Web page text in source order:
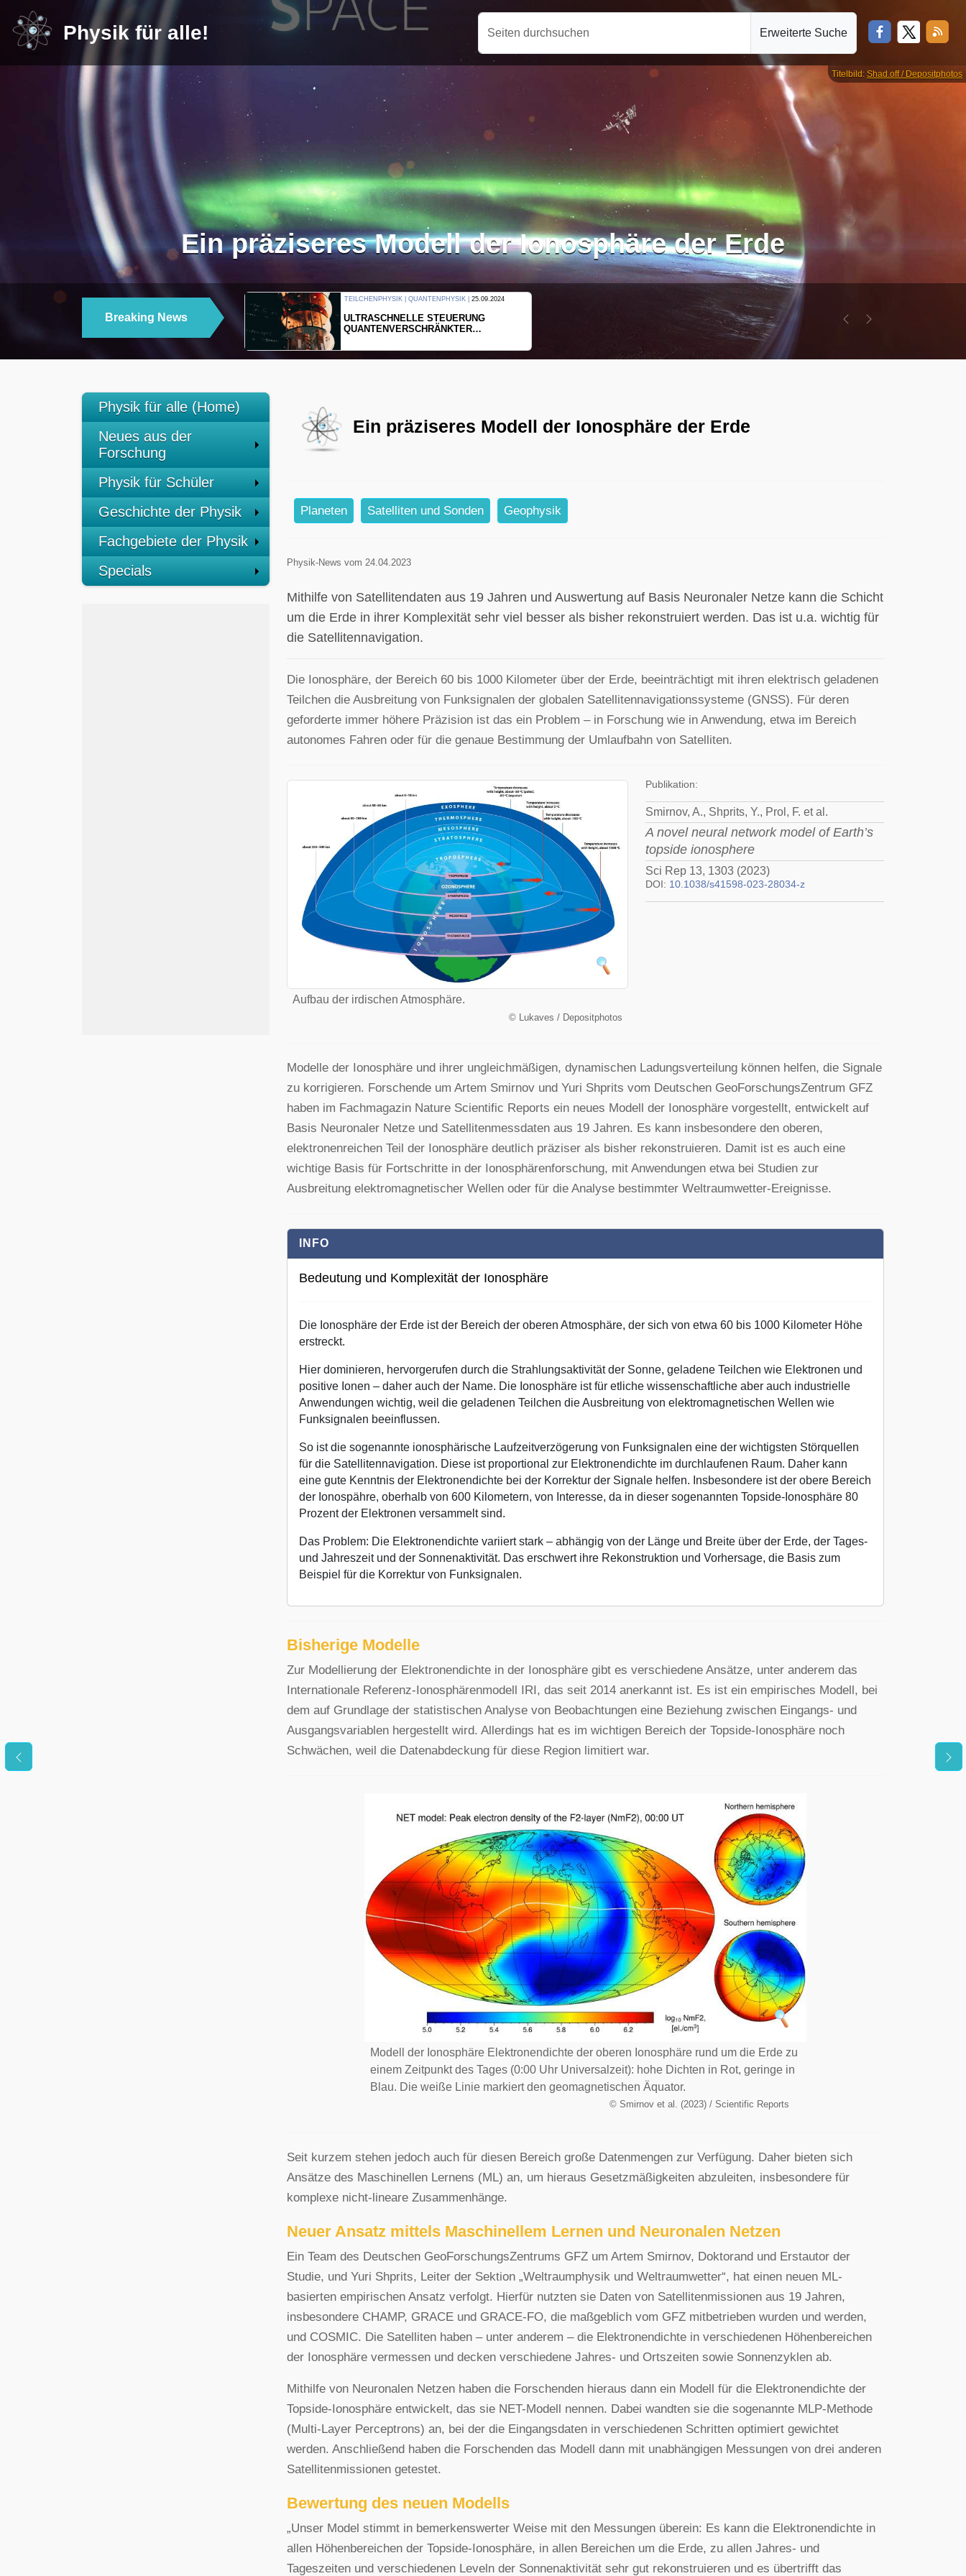
Physik für alle! Seiten durchsuchen Erweiterte Suche
Titelbild: Shad.off / Depositphotos
Ein präziseres Modell der Ionosphäre der Erde
Breaking News
THERMODYNAMIK | WELLENLEHRE |23.09.2024
FORSCHER ERZEUGEN
EINDIMENSIONALES GAS AUS LICHT
Previous
Next
Physik für alle (Home)
Neues aus der
Forschung
Physik für Schüler
Geschichte der Physik
Fachgebiete der Physik
Specials
Ein präziseres Modell der Ionosphäre der Erde
Planeten Satelliten und Sonden Geophysik
Physik-News vom 24.04.2023
Mithilfe von Satellitendaten aus 19 Jahren und Auswertung auf Basis Neuronaler Netze kann die Schicht
um die Erde in ihrer Komplexität sehr viel besser als bisher rekonstruiert werden. Das ist u.a. wichtig für
die Satellitennavigation.
Die Ionosphäre, der Bereich 60 bis 1000 Kilometer über der Erde, beeinträchtigt mit ihren elektrisch geladenen
Teilchen die Ausbreitung von Funksignalen der globalen Satellitennavigationssysteme (GNSS). Für deren
geforderte immer höhere Präzision ist das ein Problem – in Forschung wie in Anwendung, etwa im Bereich
autonomes Fahren oder für die genaue Bestimmung der Umlaufbahn von Satelliten.
Aufbau der irdischen Atmosphäre.
©Lukaves / Depositphotos
Publikation:
Smirnov, A., Shprits, Y., Prol, F. et al.
A novel neural network model of Earth’s
topside ionosphere
Sci Rep 13, 1303 (2023)
DOI: 10.1038/s41598-023-28034-z
Modelle der Ionosphäre und ihrer ungleichmäßigen, dynamischen Ladungsverteilung können helfen, die Signale
zu korrigieren. Forschende um Artem Smirnov und Yuri Shprits vom Deutschen GeoForschungsZentrum GFZ
haben im Fachmagazin Nature Scientific Reports ein neues Modell der Ionosphäre vorgestellt, entwickelt auf
Basis Neuronaler Netze und Satellitenmessdaten aus 19 Jahren. Es kann insbesondere den oberen,
elektronenreichen Teil der Ionosphäre deutlich präziser als bisher rekonstruieren. Damit ist es auch eine
wichtige Basis für Fortschritte in der Ionosphärenforschung, mit Anwendungen etwa bei Studien zur
Ausbreitung elektromagnetischer Wellen oder für die Analyse bestimmter Weltraumwetter-Ereignisse.
INFO
Bedeutung und Komplexität der Ionosphäre
Die Ionosphäre der Erde ist der Bereich der oberen Atmosphäre, der sich von etwa 60 bis 1000 Kilometer Höhe
erstreckt.
Hier dominieren, hervorgerufen durch die Strahlungsaktivität der Sonne, geladene Teilchen wie Elektronen und
positive Ionen – daher auch der Name. Die Ionosphäre ist für etliche wissenschaftliche aber auch industrielle
Anwendungen wichtig, weil die geladenen Teilchen die Ausbreitung von elektromagnetischen Wellen wie
Funksignalen beeinflussen.
So ist die sogenannte ionosphärische Laufzeitverzögerung von Funksignalen eine der wichtigsten Störquellen
für die Satellitennavigation. Diese ist proportional zur Elektronendichte im durchlaufenen Raum. Daher kann
eine gute Kenntnis der Elektronendichte bei der Korrektur der Signale helfen. Insbesondere ist der obere Bereich
der Ionospähre, oberhalb von 600 Kilometern, von Interesse, da in dieser sogenannten Topside-Ionosphäre 80
Prozent der Elektronen versammelt sind.
Das Problem: Die Elektronendichte variiert stark – abhängig von der Länge und Breite über der Erde, der Tages-
und Jahreszeit und der Sonnenaktivität. Das erschwert ihre Rekonstruktion und Vorhersage, die Basis zum
Beispiel für die Korrektur von Funksignalen.
Bisherige Modelle
Zur Modellierung der Elektronendichte in der Ionosphäre gibt es verschiedene Ansätze, unter anderem das
Internationale Referenz-Ionosphärenmodell IRI, das seit 2014 anerkannt ist. Es ist ein empirisches Modell, bei
dem auf Grundlage der statistischen Analyse von Beobachtungen eine Beziehung zwischen Eingangs- und
Ausgangsvariablen hergestellt wird. Allerdings hat es im wichtigen Bereich der Topside-Ionosphäre noch
Schwächen, weil die Datenabdeckung für diese Region limitiert war.
Modell der Ionosphäre Elektronendichte der oberen Ionosphäre rund um die Erde zu
einem Zeitpunkt des Tages (0:00 Uhr Universalzeit): hohe Dichten in Rot, geringe in
Blau. Die weiße Linie markiert den geomagnetischen Äquator.
© Smirnov et al. (2023) / Scientific Reports
Seit kurzem stehen jedoch auch für diesen Bereich große Datenmengen zur Verfügung. Daher bieten sich
Ansätze des Maschinellen Lernens (ML) an, um hieraus Gesetzmäßigkeiten abzuleiten, insbesondere für
komplexe nicht-lineare Zusammenhänge.
Neuer Ansatz mittels Maschinellem Lernen und Neuronalen Netzen
Ein Team des Deutschen GeoForschungsZentrums GFZ um Artem Smirnov, Doktorand und Erstautor der
Studie, und Yuri Shprits, Leiter der Sektion „Weltraumphysik und Weltraumwetter“, hat einen neuen ML-
basierten empirischen Ansatz verfolgt. Hierfür nutzten sie Daten von Satellitenmissionen aus 19 Jahren,
insbesondere CHAMP, GRACE und GRACE-FO, die maßgeblich vom GFZ mitbetrieben wurden und werden,
und COSMIC. Die Satelliten haben – unter anderem – die Elektronendichte in verschiedenen Höhenbereichen
der Ionosphäre vermessen und decken verschiedene Jahres- und Ortszeiten sowie Sonnenzyklen ab.
Mithilfe von Neuronalen Netzen haben die Forschenden hieraus dann ein Modell für die Elektronendichte der
Topside-Ionosphäre entwickelt, das sie NET-Modell nennen. Dabei wandten sie die sogenannte MLP-Methode
(Multi-Layer Perceptrons) an, bei der die Eingangsdaten in verschiedenen Schritten optimiert gewichtet
werden. Anschließend haben die Forschenden das Modell dann mit unabhängigen Messungen von drei anderen
Satellitenmissionen getestet.
Bewertung des neuen Modells
„Unser Model stimmt in bemerkenswerter Weise mit den Messungen überein: Es kann die Elektronendichte in
allen Höhenbereichen der Topside-Ionosphäre, in allen Bereichen um die Erde, zu allen Jahres- und
Tageszeiten und verschiedenen Leveln der Sonnenaktivität sehr gut rekonstruieren und es übertrifft das